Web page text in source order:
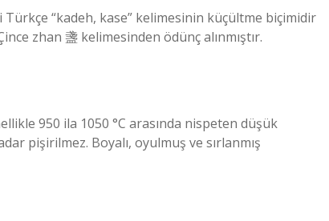
“kadeh, kase” kelimesinin küçültme biçimidir
zhan 盞 kelimesinden ödünç alınmıştır.
950 ila 1050 °C arasında nispeten düşük
pişirilmez. Boyalı, oyulmuş ve sırlanmış